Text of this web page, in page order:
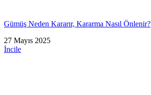
Gümüş Neden Kararır, Kararma Nasıl Önlenir?
27 Mayıs 2025
İncile